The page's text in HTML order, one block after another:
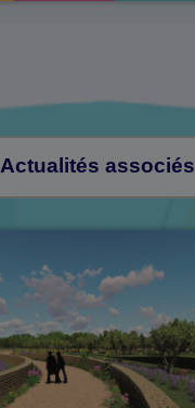
Actualités associés